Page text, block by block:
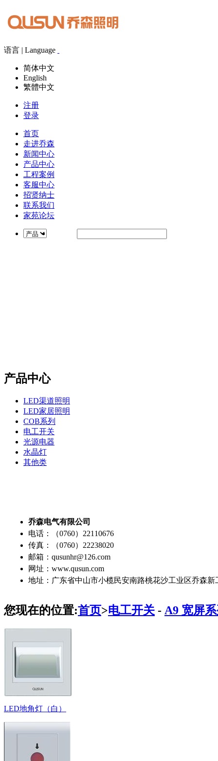
语言 | Language
简体中文
English
繁體中文
注册
登录
首页
走进乔森
新闻中心
产品中心
工程案例
客服中心
招贤纳士
联系我们
家苑论坛
产品中心
LED渠道照明
LED家居照明
COB系列
电工开关
光源电器
水晶灯
其他类
乔森电气有限公司
电话：（0760）22110676
传真：（0760）22238020
邮箱：qusunhr@126.com
网址：www.qusun.com
地址：广东省中山市小榄民安南路桃花沙工业区乔森新
您现在的位置:首页>电工开关 - A9 宽屏
LED地角灯（白）